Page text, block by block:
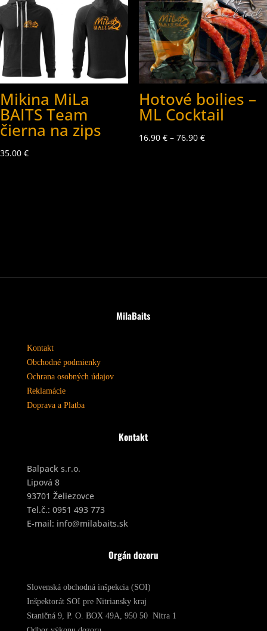
Mikina MiLa
BAITS Team
čierna na zips
35.00 €
Hotové boilies –
ML Cocktail
16.90 €– 76.90 €
MilaBaits
Kontakt
Obchodné podmienky
Ochrana osobných údajov
Reklamácie
Doprava a Platba
Kontakt
Balpack s.r.o.
Lipová 8
93701 Želiezovce
Tel.č.: 0951 493 773
E-mail: info@milabaits.sk
Orgán dozoru
Slovenská obchodná inšpekcia (SOI)
Inšpektorát SOI pre Nitriansky kraj
Staničná 9, P. O. BOX 49A, 950 50 Nitra 1